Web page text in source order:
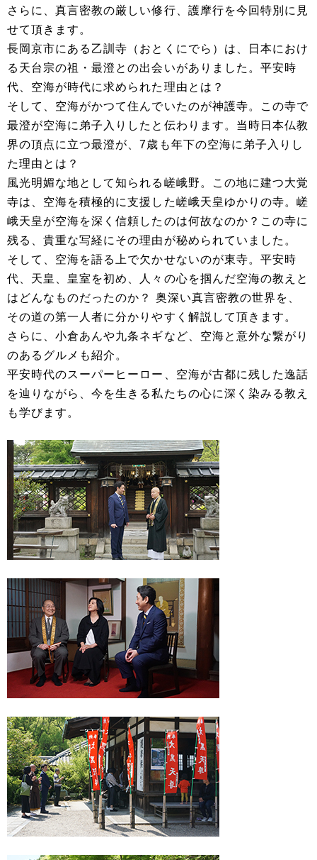
さらに、真言密教の厳しい修行、護摩行を今回特別に見
せて頂きます。
長岡京市にある乙訓寺（おとくにでら）は、日本におけ
る天台宗の祖・最澄との出会いがありました。平安時
代、空海が時代に求められた理由とは？
そして、空海がかつて住んでいたのが神護寺。この寺で
最澄が空海に弟子入りしたと伝わります。当時日本仏教
界の頂点に立つ最澄が、7歳も年下の空海に弟子入りし
た理由とは？
風光明媚な地として知られる嵯峨野。この地に建つ大覚
寺は、空海を積極的に支援した嵯峨天皇ゆかりの寺。嵯
峨天皇が空海を深く信頼したのは何故なのか？この寺に
残る、貴重な写経にその理由が秘められていました。
そして、空海を語る上で欠かせないのが東寺。平安時
代、天皇、皇室を初め、人々の心を掴んだ空海の教えと
はどんなものだったのか？ 奥深い真言密教の世界を、
その道の第一人者に分かりやすく解説して頂きます。
さらに、小倉あんや九条ネギなど、空海と意外な繋がり
のあるグルメも紹介。
平安時代のスーパーヒーロー、空海が古都に残した逸話
を辿りながら、今を生きる私たちの心に深く染みる教え
も学びます。